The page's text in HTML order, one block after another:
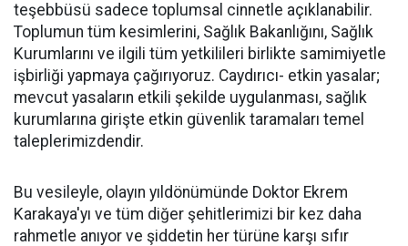
teşebbüsü sadece toplumsal cinnetle açıklanabilir.
Toplumun tüm kesimlerini, Sağlık Bakanlığını, Sağlık
Kurumlarını ve ilgili tüm yetkilileri birlikte samimiyetle
işbirliği yapmaya çağırıyoruz. Caydırıcı- etkin yasalar;
mevcut yasaların etkili şekilde uygulanması, sağlık
kurumlarına girişte etkin güvenlik taramaları temel
taleplerimizdendir.
Bu vesileyle, olayın yıldönümünde Doktor Ekrem
Karakaya'yı ve tüm diğer şehitlerimizi bir kez daha
rahmetle anıyor ve şiddetin her türüne karşı sıfır